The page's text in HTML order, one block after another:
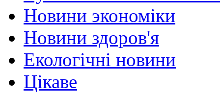
Новини экономіки
Новини здоров'я
Екологічні новини
Цікаве